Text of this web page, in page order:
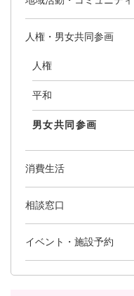
人権・男女共同参画
人権
平和
男女共同参画
消費生活
相談窓口
イベント・施設予約